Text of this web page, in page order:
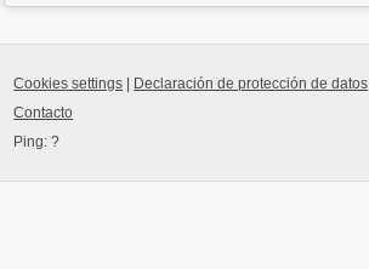
Cookies settings Declaración de protección de datos
Contacto
Ping:?